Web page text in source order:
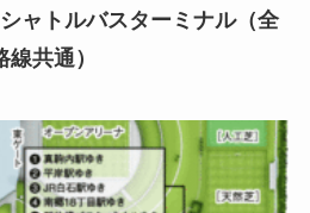
ャトルバスターミナル（全
線共通）